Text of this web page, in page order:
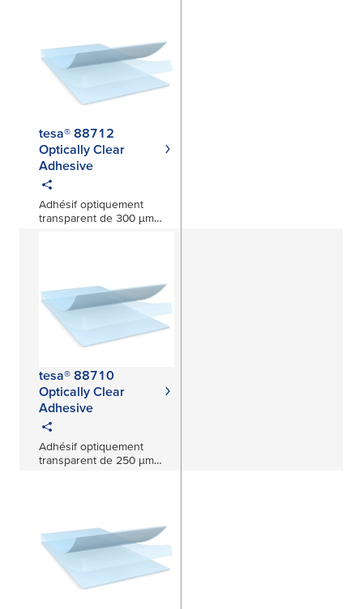
tesa® 88712
Optically Clear
Adhesive
Adhésif optiquement
transparent de 300 μm
tesa® 88710
Optically Clear
Adhesive
Adhésif optiquement
transparent de 250 μm